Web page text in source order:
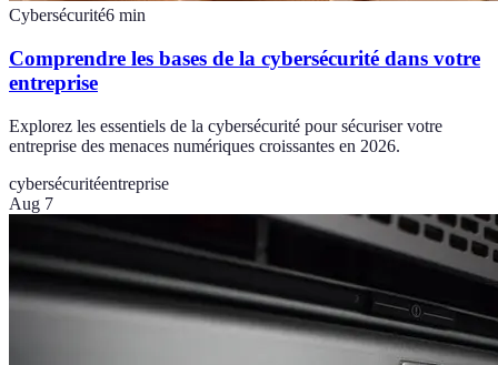
Cybersécurité6 min
Comprendre les bases de la cybersécurité dans votre
entreprise
Explorez les essentiels de la cybersécurité pour sécuriser votre
entreprise des menaces numériques croissantes en 2026.
cybersécuritéentreprise
Aug 7